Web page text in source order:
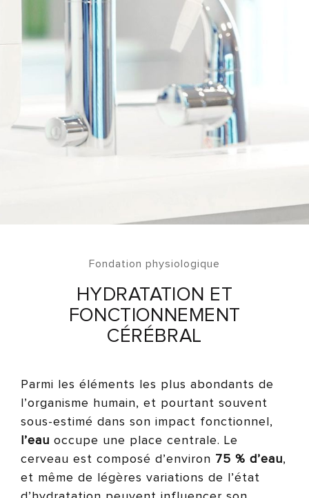
Fondation physiologique
HYDRATATION ET
FONCTIONNEMENT
CÉRÉBRAL
Parmi les éléments les plus abondants de
l’organisme humain, et pourtant souvent
sous-estimé dans son impact fonctionnel,
l’eau occupe une place centrale. Le
cerveau est composé d’environ 75 % d’eau,
et même de légères variations de l’état